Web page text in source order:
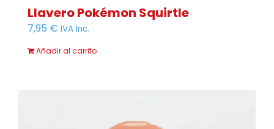
Llavero Pokémon Squirtle
7,95 € IVA Inc.
Añadir al carrito